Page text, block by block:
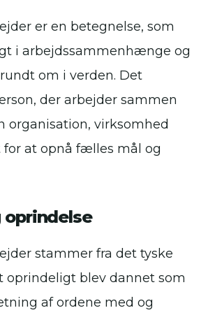
er en betegnelse, som
i arbejdssammenhænge og
om i verden. Det
der arbejder sammen
organisation, virksomhed
at opnå fælles mål og
stammer fra det tyske
oprindeligt blev dannet som
af ordene med og